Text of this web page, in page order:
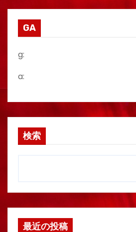
GA
g:
a:
検索
最近の投稿